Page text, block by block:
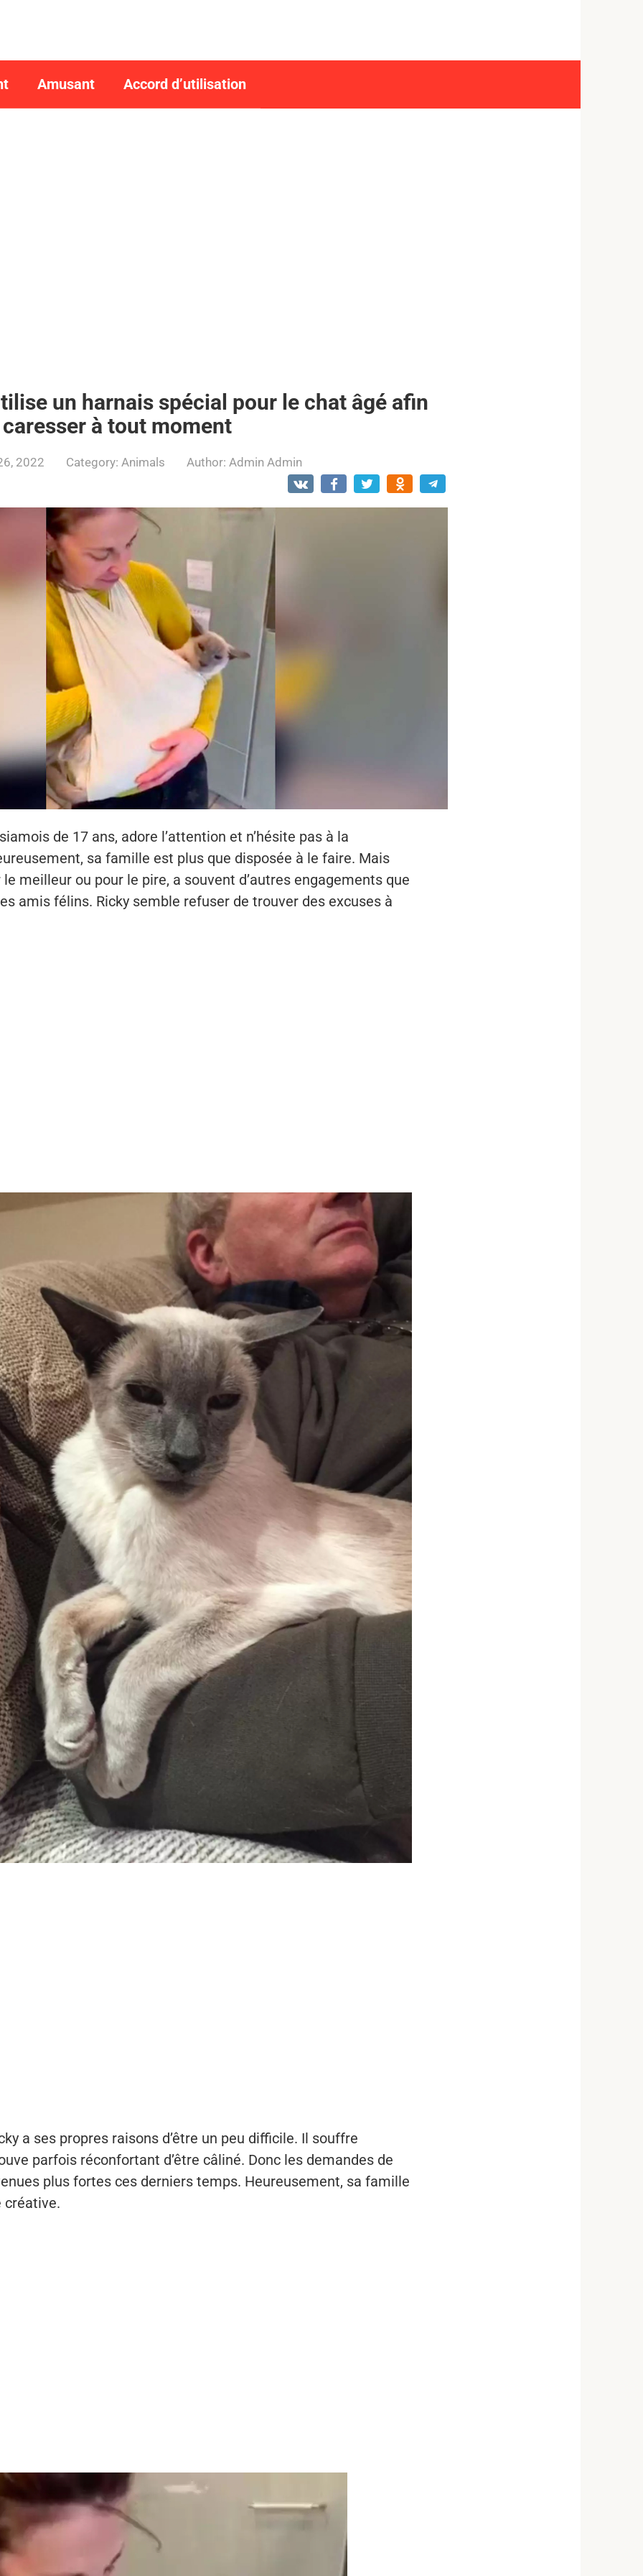
Amusant Accord d’utilisation
un harnais spécial pour le chat âgé afin
à tout moment
2022 Category: Animals Author: Admin Admin
de 17 ans, adore l’attention et n’hésite pas à la
sa famille est plus que disposée à le faire. Mais
le meilleur ou pour le pire, a souvent d’autres engagements que
amis félins. Ricky semble refuser de trouver des excuses à
a ses propres raisons d’être un peu difficile. Il souffre
parfois réconfortant d’être câliné. Donc les demandes de
plus fortes ces derniers temps. Heureusement, sa famille
créative.